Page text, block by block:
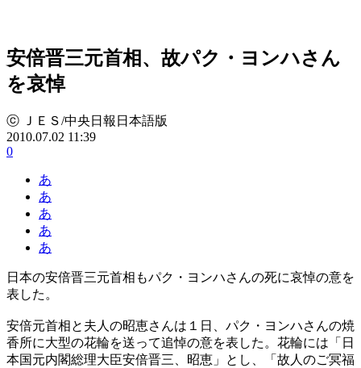
安倍晋三元首相、故パク・ヨンハさん
を哀悼
ⓒ ＪＥＳ/中央日報日本語版
2010.07.02 11:39
0
あ
あ
あ
あ
あ
日本の安倍晋三元首相もパク・ヨンハさんの死に哀悼の意を
表した。
安倍元首相と夫人の昭恵さんは１日、パク・ヨンハさんの焼
香所に大型の花輪を送って追悼の意を表した。花輪には「日
本国元内閣総理大臣安倍晋三、昭恵」とし、「故人のご冥福